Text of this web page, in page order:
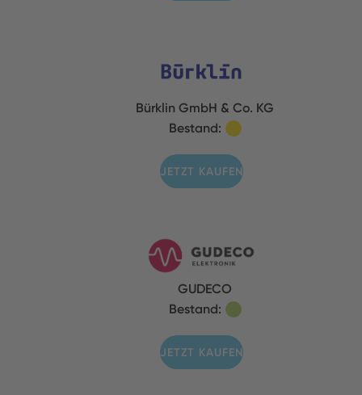
Bürklin GmbH & Co. KG
Bestand:
JETZT KAUFEN
GUDECO
Bestand:
JETZT KAUFEN